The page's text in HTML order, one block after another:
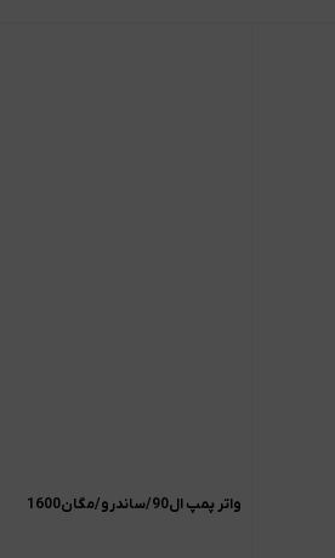
واتر پمپ ال90/ساندرو/مگان1600